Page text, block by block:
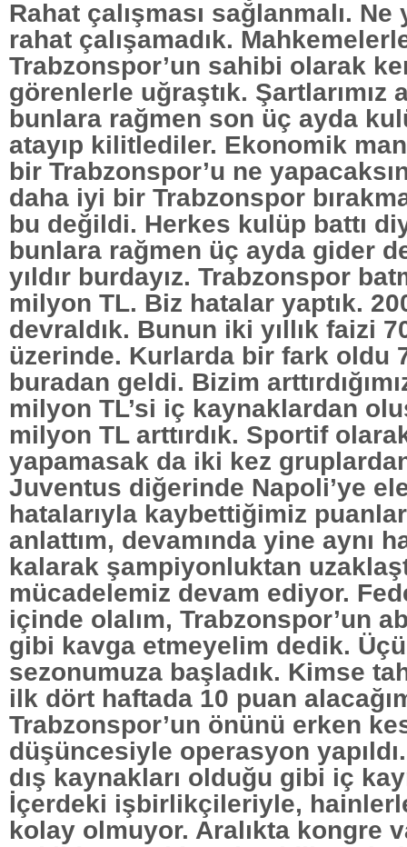
Rahat çalışması sağlanmalı. Ne
rahat çalışamadık.
Trabzonspor’un sahibi olarak
görenlerle uğraştık. Şartlarımız
bunlara rağmen son üç ayda
atayıp kilitlediler. Ekonomik
bir Trabzonspor’u ne
daha iyi bir Trabzonspor
bu değildi. Herkes kulüp battı
bunlara rağmen üç ayda gider
yıldır burdayız. Trabzonspor
milyon TL. Biz hatalar yaptık.
devraldık. Bunun iki yıllık faizi
üzerinde. Kurlarda bir fark oldu
buradan geldi. Bizim
milyon TL’si iç kaynaklardan
milyon TL arttırdık. Sportif
yapamasak da iki kez
Juventus diğerinde Napoli’ye
hatalarıyla kaybettiğimiz
anlattım, devamında yine aynı
kalarak şampiyonluktan
mücadelemiz devam ediyor.
içinde olalım, Trabzonspor’un
gibi kavga etmeyelim dedik.
sezonumuza başladık. Kimse
ilk dört haftada 10 puan
Trabzonspor’un önünü erken
düşüncesiyle operasyon
dış kaynakları olduğu gibi iç
İçerdeki işbirlikçileriyle,
kolay olmuyor. Aralıkta kongre